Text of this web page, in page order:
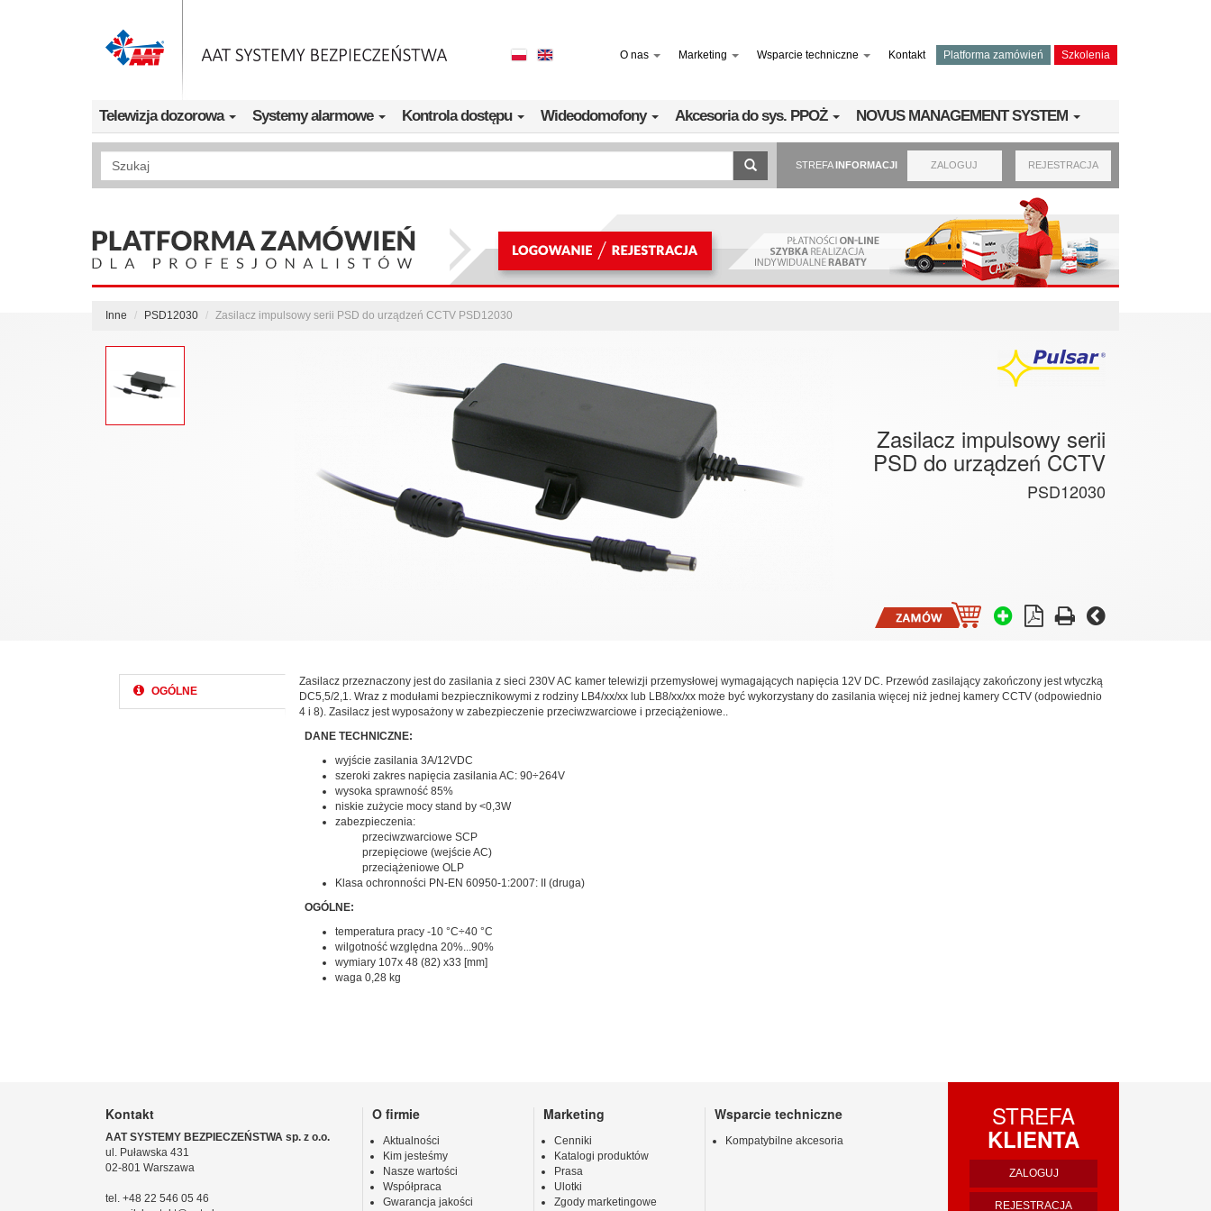
O nas Marketing Wsparcie techniczne Kontakt Platforma zamówień Szkolenia
Telewizja dozorowa Systemy alarmowe Kontrola dostępu Wideodomofony Akcesoria do sys. PPOŻ NOVUS MANAGEMENT SYSTEM
Wyszukiwanie pełnotekstowe STREFAINFORMACJI ZALOGUJ REJESTRACJA
Inne PSD12030 Zasilacz impulsowy serii PSD do urządzeń CCTV PSD12030
Zasilacz impulsowy serii
PSD do urządzeń CCTV
PSD12030
OGÓLNE
Zasilacz przeznaczony jest do zasilania z sieci 230V AC kamer telewizji przemysłowej wymagających napięcia 12V DC. Przewód zasilający zakończony jest wtyczką
DC5,5/2,1. Wraz z modułami bezpiecznikowymi z rodziny LB4/xx/xx lub LB8/xx/xx może być wykorzystany do zasilania więcej niż jednej kamery CCTV (odpowiednio
4 i 8). Zasilacz jest wyposażony w zabezpieczenie przeciwzwarciowe i przeciążeniowe..
DANE TECHNICZNE:
wyjście zasilania 3A/12VDC
szeroki zakres napięcia zasilania AC: 90÷264V
wysoka sprawność 85%
niskie zużycie mocy stand by <0,3W
zabezpieczenia:
przeciwzwarciowe SCP
przepięciowe (wejście AC)
przeciążeniowe OLP
Klasa ochronności PN-EN 60950-1:2007: II (druga)
OGÓLNE:
temperatura pracy -10 °C÷40 °C
wilgotność względna 20%...90%
wymiary 107x 48 (82) x33 [mm]
waga 0,28 kg
Kontakt
AAT SYSTEMY BEZPIECZEŃSTWA sp. z o.o.
ul. Puławska 431
02-801 Warszawa
tel. +48 22 546 05 46
O firmie
Aktualności
Kim jesteśmy
Nasze wartości
Współpraca
Gwarancja jakości
Marketing
Cenniki
Katalogi produktów
Prasa
Ulotki
Zgody marketingowe
Wsparcie techniczne
Kompatybilne akcesoria
STREFA
KLIENTA
ZALOGUJ
REJESTRACJA